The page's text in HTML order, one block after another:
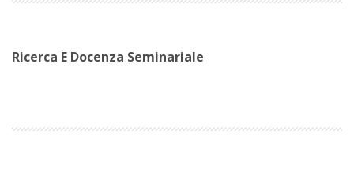
Ricerca E Docenza Seminariale